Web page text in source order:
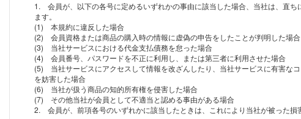
1. 会員が、以下の各号に定めるいずれかの事由に該当した場合、当社は、直ち
ます。
(1) 本規約に違反した場合
(2) 会員資格または商品の購入時の情報に虚偽の申告をしたことが判明した場合
(3) 当社サービスにおける代金支払債務を怠った場合
(4) 会員番号、パスワードを不正に利用し、または第三者に利用させた場合
(5) 当社サービスにアクセスして情報を改ざんしたり、当社サービスに有害な
を妨害した場合
(6) 当社が扱う商品の知的所有権を侵害した場合
(7) その他当社が会員として不適当と認める事由がある場合
2. 会員が、前項各号のいずれかに該当したときは、これにより当社が被った損